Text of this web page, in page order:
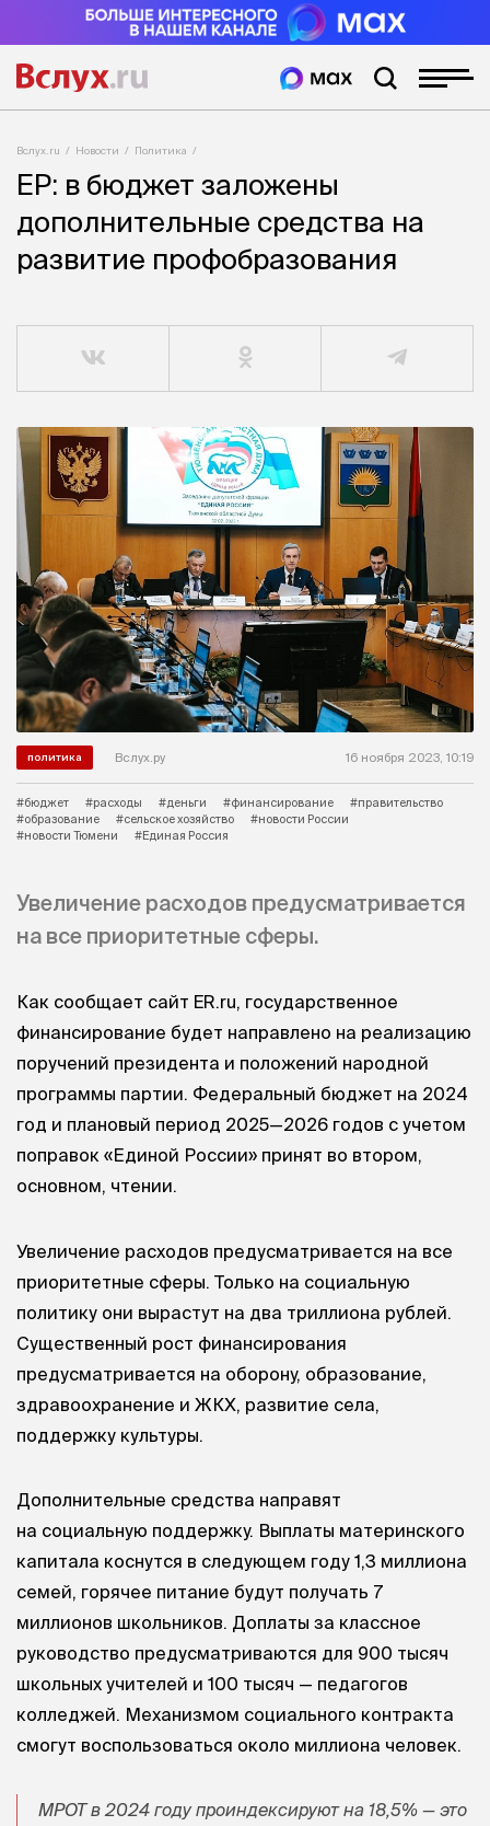
Вслух.ru Новости Политика
ЕР: в бюджет заложены
дополнительные средства на
развитие профобразования
политика Вслух.ру 16 ноября 2023, 10:19
#бюджет #расходы #деньги #финансирование
#правительство
#образование
#сельское хозяйство
#новости России
#новости Тюмени
#Единая Россия
Увеличение расходов предусматривается
на все приоритетные сферы.
Как сообщает сайт ER.ru, государственное
финансирование будет направлено на реализацию
поручений президента и положений народной
программы партии. Федеральный бюджет на 2024
год и плановый период 2025—2026 годов с учетом
поправок «Единой России» принят во втором,
основном, чтении.
Увеличение расходов предусматривается на все
приоритетные сферы. Только на социальную
политику они вырастут на два триллиона рублей.
Существенный рост финансирования
предусматривается на оборону, образование,
здравоохранение и ЖКХ, развитие села,
поддержку культуры.
Дополнительные средства направят
на социальную поддержку. Выплаты материнского
капитала коснутся в следующем году 1,3 миллиона
семей, горячее питание будут получать 7
миллионов школьников. Доплаты за классное
руководство предусматриваются для 900 тысяч
школьных учителей и 100 тысяч — педагогов
колледжей. Механизмом социального контракта
смогут воспользоваться около миллиона человек.
МРОТ в 2024 году проиндексируют на 18,5% — это